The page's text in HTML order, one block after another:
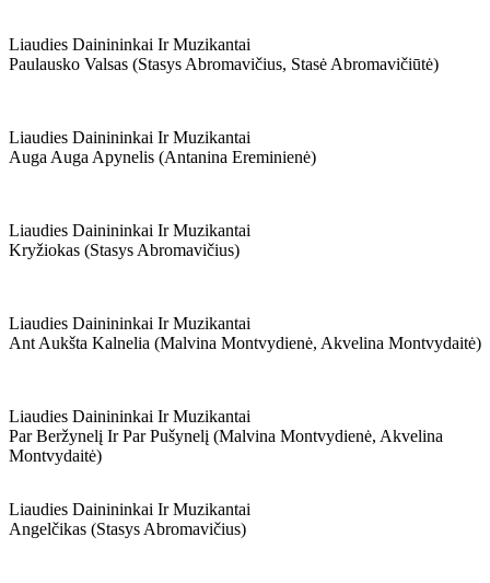
Liaudies Dainininkai Ir Muzikantai
Paulausko Valsas (stasys Abromavičius, Stasė Abromavičiūtė)
Liaudies Dainininkai Ir Muzikantai
Auga Auga Apynelis (antanina Ereminienė)
Liaudies Dainininkai Ir Muzikantai
Kryžiokas (stasys Abromavičius)
Liaudies Dainininkai Ir Muzikantai
Ant Aukšta Kalnelia (malvina Montvydienė, Akvelina Montvydaitė)
Liaudies Dainininkai Ir Muzikantai
Par Beržynelį Ir Par Pušynelį (malvina Montvydienė, Akvelina
Montvydaitė)
Liaudies Dainininkai Ir Muzikantai
Angelčikas (stasys Abromavičius)